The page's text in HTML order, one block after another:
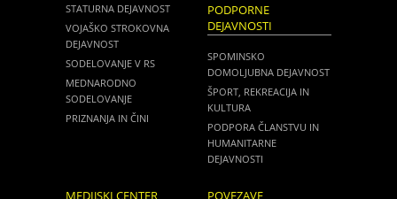
STATURNA DEJAVNOST
VOJAŠKO STROKOVNA
DEJAVNOST
SODELOVANJE V RS
MEDNARODNO
SODELOVANJE
PRIZNANJA IN ČINI
PODPORNE
DEJAVNOSTI
SPOMINSKO
DOMOLJUBNA DEJAVNOST
ŠPORT, REKREACIJA IN
KULTURA
PODPORA ČLANSTVU IN
HUMANITARNE
DEJAVNOSTI
MEDIJSKI CENTER POVEZAVE